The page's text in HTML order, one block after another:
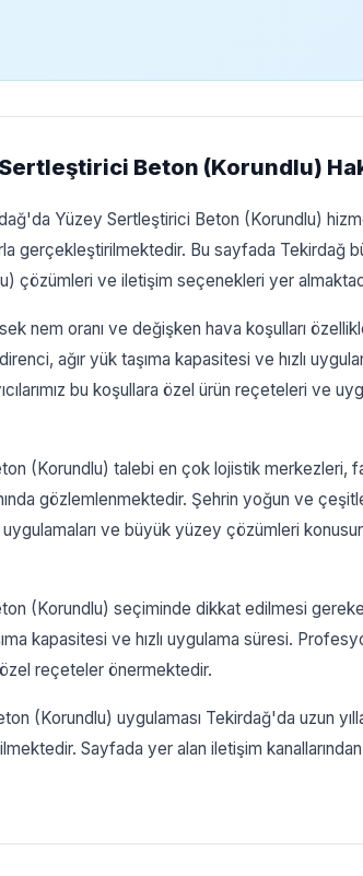
Beton (Korundlu)
Yüzey Sertleştirici Beton (Korundlu)
gerçekleştirilmektedir. Bu sayfada Tekirdağ
çözümleri ve iletişim seçenekleri yer
nem oranı ve değişken hava koşulları
ağır yük taşıma kapasitesi ve hızlı
bu koşullara özel ürün reçeteleri ve
(Korundlu) talebi en çok lojistik merkezleri,
gözlemlenmektedir. Şehrin yoğun ve
ve büyük yüzey çözümleri
(Korundlu) seçiminde dikkat edilmesi
kapasitesi ve hızlı uygulama süresi.
reçeteler önermektedir.
(Korundlu) uygulaması Tekirdağ'da uzun
Sayfada yer alan iletişim